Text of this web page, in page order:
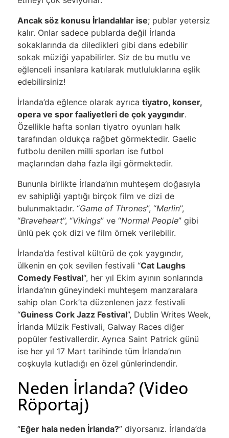
Ancak söz konusu İrlandalılar ise; publar yetersiz
kalır. Onlar sadece publarda değil İrlanda
sokaklarında da diledikleri gibi dans edebilir
sokak müziği yapabilirler. Siz de bu mutlu ve
eğlenceli insanlara katılarak mutluluklarına eşlik
edebilirsiniz!
İrlanda’da eğlence olarak ayrıca tiyatro, konser,
opera ve spor faaliyetleri de çok yaygındır.
Özellikle hafta sonları tiyatro oyunları halk
tarafından oldukça rağbet görmektedir. Gaelic
futbolu denilen milli sporları ise futbol
maçlarından daha fazla ilgi görmektedir.
Bununla birlikte İrlanda’nın muhteşem doğasıyla
ev sahipliği yaptığı birçok film ve dizi de
bulunmaktadır. “Game of Thrones”, “Merlin”,
“Braveheart”, “Vikings” ve “Normal People” gibi
ünlü pek çok dizi ve film örnek verilebilir.
İrlanda’da festival kültürü de çok yaygındır,
ülkenin en çok sevilen festivali “Cat Laughs
Comedy Festival“, her yıl Ekim ayının sonlarında
İrlanda’nın güneyindeki muhteşem manzaralara
sahip olan Cork’ta düzenlenen jazz festivali
“Guiness Cork Jazz Festival”, Dublin Writes Week,
İrlanda Müzik Festivali, Galway Races diğer
popüler festivallerdir. Ayrıca Saint Patrick günü
ise her yıl 17 Mart tarihinde tüm İrlanda’nın
coşkuyla kutladığı en özel günlerindendir.
Neden İrlanda? (Video
Röportaj)
“Eğer hala neden İrlanda?” diyorsanız. İrlanda’da